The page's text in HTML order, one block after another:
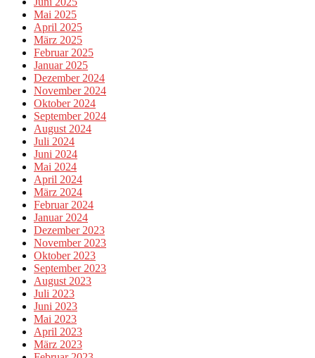
Mai 2025
April 2025
März 2025
Februar 2025
Januar 2025
Dezember 2024
November 2024
Oktober 2024
September 2024
August 2024
Juli 2024
Juni 2024
Mai 2024
April 2024
März 2024
Februar 2024
Januar 2024
Dezember 2023
November 2023
Oktober 2023
September 2023
August 2023
Juli 2023
Juni 2023
Mai 2023
April 2023
März 2023